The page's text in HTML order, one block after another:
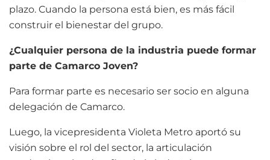
plazo. Cuando la persona está bien, es más fácil
construir el bienestar del grupo.
¿Cualquier persona de la industria puede formar
parte de Camarco Joven?
Para formar parte es necesario ser socio en alguna
delegación de Camarco.
Luego, la vicepresidenta Violeta Metro aportó su
visión sobre el rol del sector, la articulación